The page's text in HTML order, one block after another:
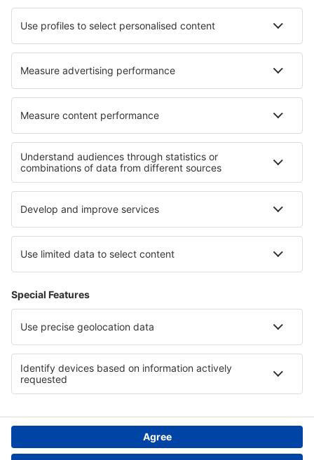
Hoteluri în Rogny-les-Sept-Ecluses Hoteluri în Murtosa
Hoteluri în Hervas Hoteluri în Agios Ioannis Kaspaka
Hoteluri în Glenshee Hoteluri în Zandt
Cele mai bune hoteluri - regiuni
Hoteluri in Lahemaa National Park Hoteluri in Hidalgo
Hoteluri în Laponia Hoteluri in Sliven
Hoteluri in Regiunea Libertador General Bernardo O'Higgins